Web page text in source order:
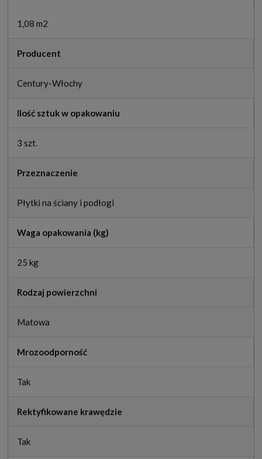
1,08 m2
Producent
Century-Włochy
Ilość sztuk w opakowaniu
3 szt.
Przeznaczenie
Płytki na ściany i podłogi
Waga opakowania (kg)
25 kg
Rodzaj powierzchni
Matowa
Mrozoodporność
Tak
Rektyfikowane krawędzie
Tak